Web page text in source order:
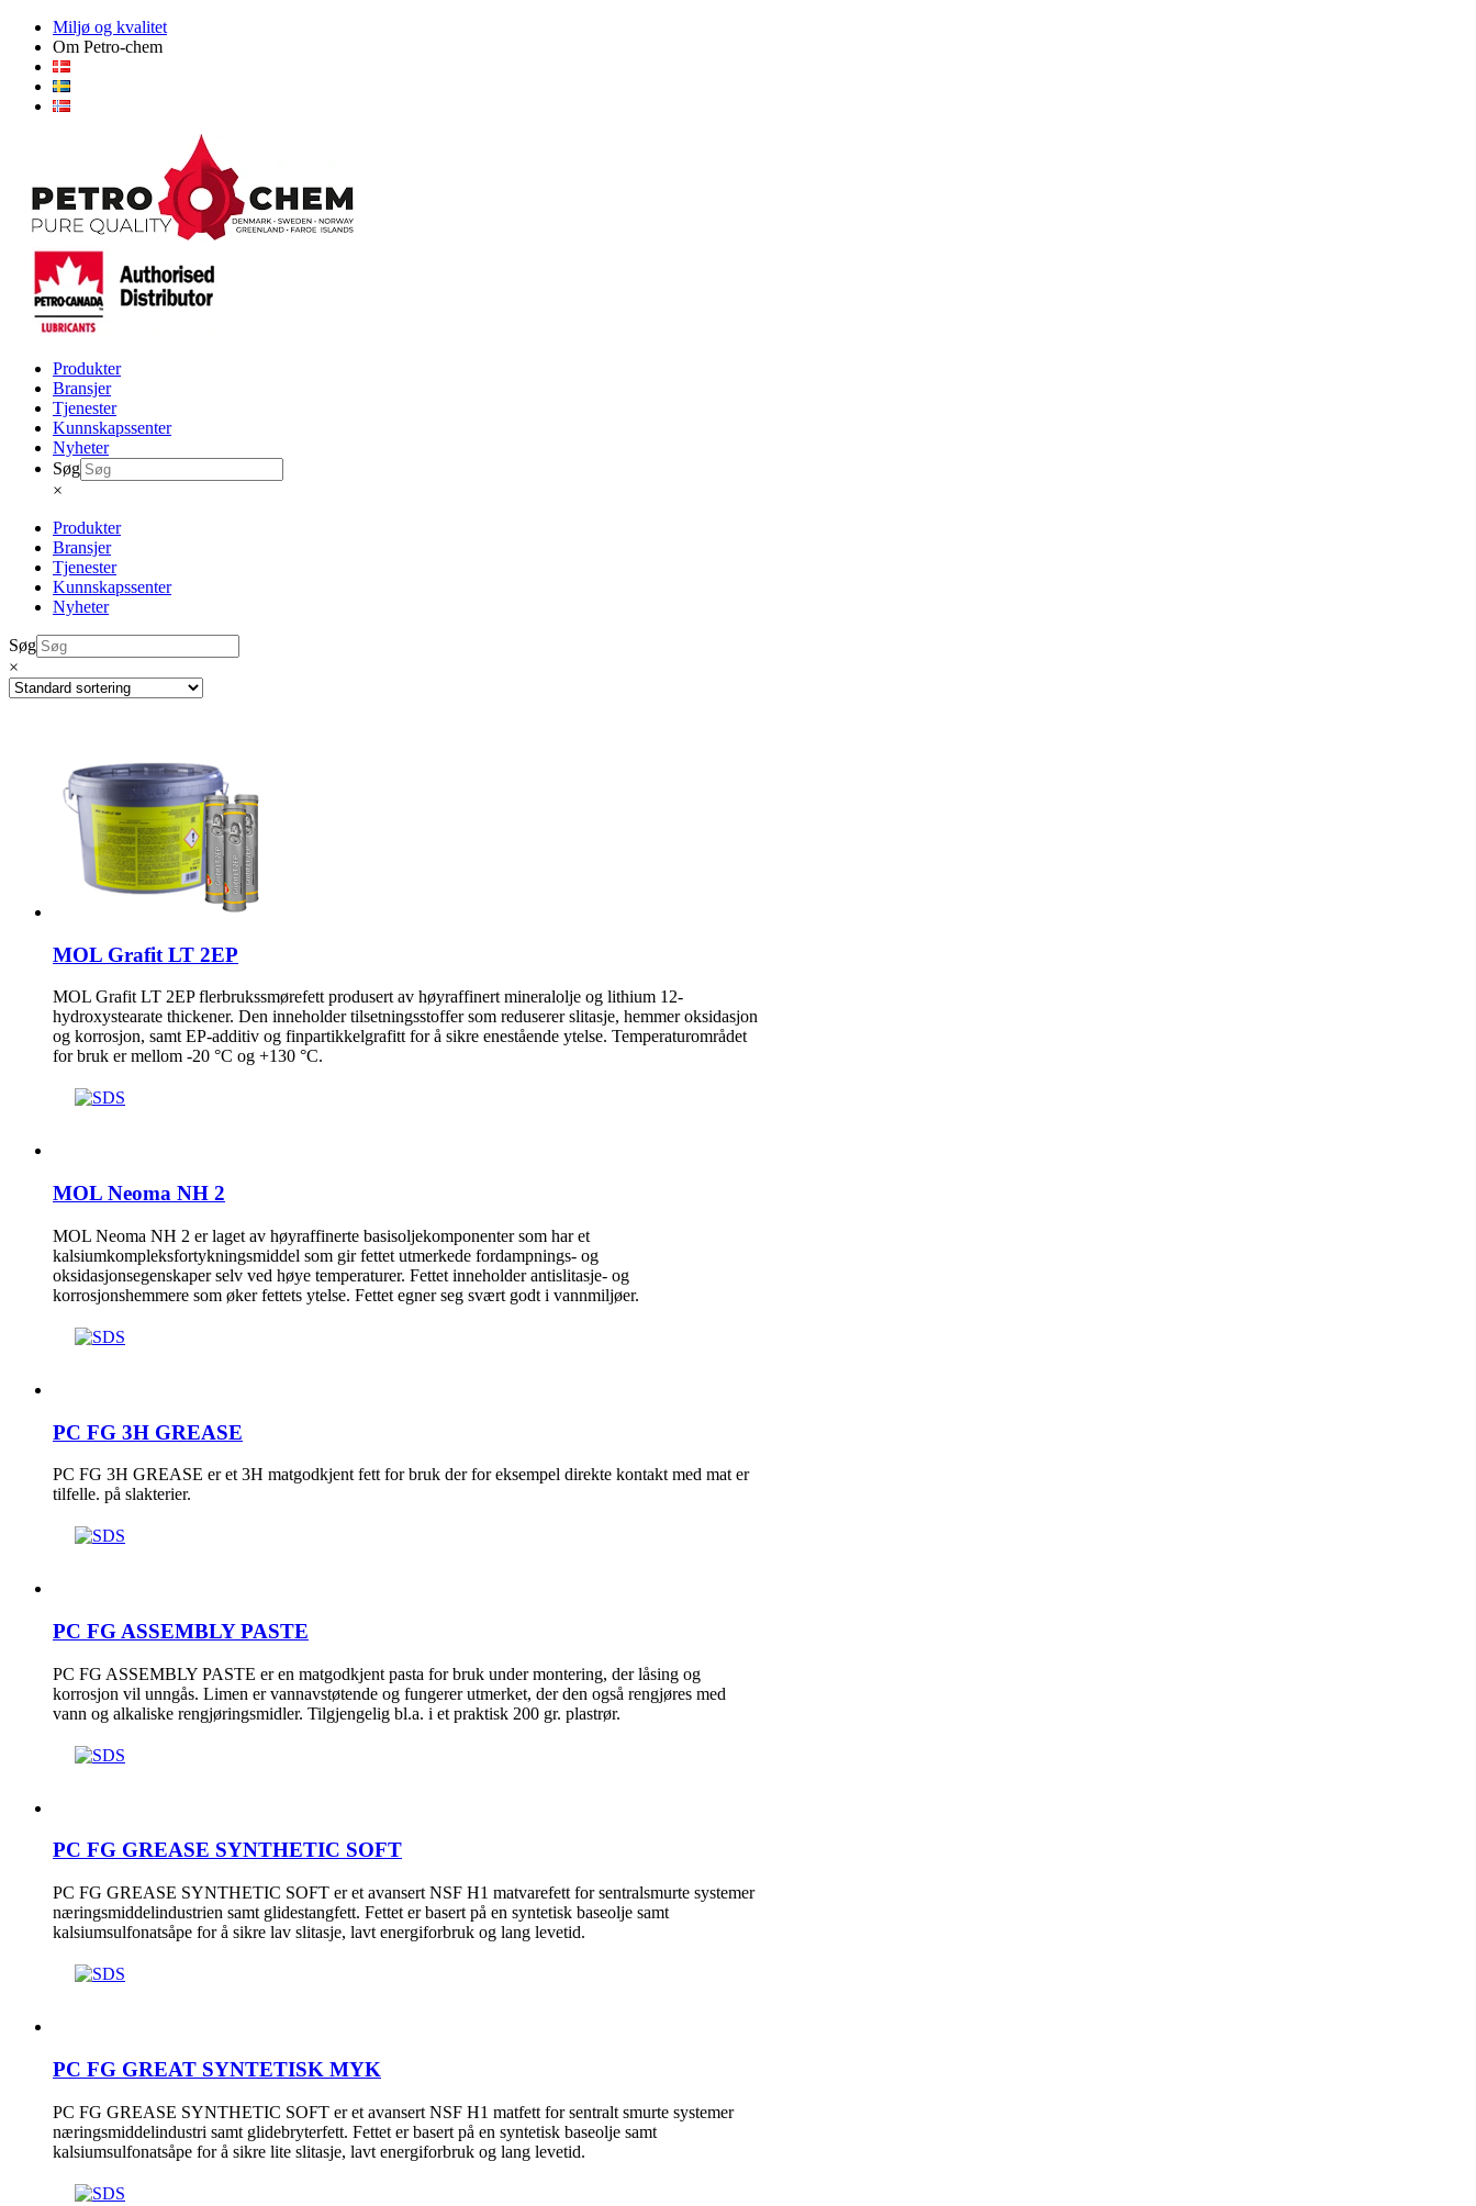
Skip
content
Miljø og kvalitet
Om Petro-chem
Produkter
Bransjer
Tjenester
Kunnskapssenter
Nyheter
Søg
×
Produkter
Bransjer
Tjenester
Kunnskapssenter
Nyheter
Søg
×
MOL Grafit LT 2EP
MOL Grafit LT 2EP flerbrukssmørefett produsert av høyraffinert mineralolje og lithium 12-
hydroxystearate thickener. Den inneholder tilsetningsstoffer som reduserer slitasje, hemmer oksidasjon
og korrosjon, samt EP-additiv og finpartikkelgrafitt for å sikre enestående ytelse. Temperaturområdet
for bruk er mellom -20 °C og +130 °C.
MOL Neoma NH 2
MOL Neoma NH 2 er laget av høyraffinerte basisoljekomponenter som har et
kalsiumkompleksfortykningsmiddel som gir fettet utmerkede fordampnings- og
oksidasjonsegenskaper selv ved høye temperaturer. Fettet inneholder antislitasje- og
korrosjonshemmere som øker fettets ytelse. Fettet egner seg svært godt i vannmiljøer.
PC FG 3H GREASE
PC FG 3H GREASE er et 3H matgodkjent fett for bruk der for eksempel direkte kontakt med mat er
tilfelle. på slakterier.
PC FG ASSEMBLY PASTE
PC FG ASSEMBLY PASTE er en matgodkjent pasta for bruk under montering, der låsing og
korrosjon vil unngås. Limen er vannavstøtende og fungerer utmerket, der den også rengjøres med
vann og alkaliske rengjøringsmidler. Tilgjengelig bl.a. i et praktisk 200 gr. plastrør.
PC FG GREASE SYNTHETIC SOFT
PC FG GREASE SYNTHETIC SOFT er et avansert NSF H1 matvarefett for sentralsmurte systemer
næringsmiddelindustrien samt glidestangfett. Fettet er basert på en syntetisk baseolje samt
kalsiumsulfonatsåpe for å sikre lav slitasje, lavt energiforbruk og lang levetid.
PC FG GREAT SYNTETISK MYK
PC FG GREASE SYNTHETIC SOFT er et avansert NSF H1 matfett for sentralt smurte systemer
næringsmiddelindustri samt glidebryterfett. Fettet er basert på en syntetisk baseolje samt
kalsiumsulfonatsåpe for å sikre lite slitasje, lavt energiforbruk og lang levetid.